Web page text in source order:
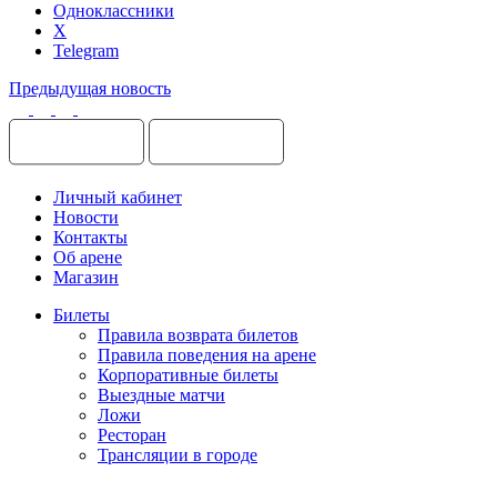
Одноклассники
X
Telegram
Предыдущая новость
Личный кабинет
Новости
Контакты
Об арене
Магазин
Билеты
Правила возврата билетов
Правила поведения на арене
Корпоративные билеты
Выездные матчи
Ложи
Ресторан
Трансляции в городе